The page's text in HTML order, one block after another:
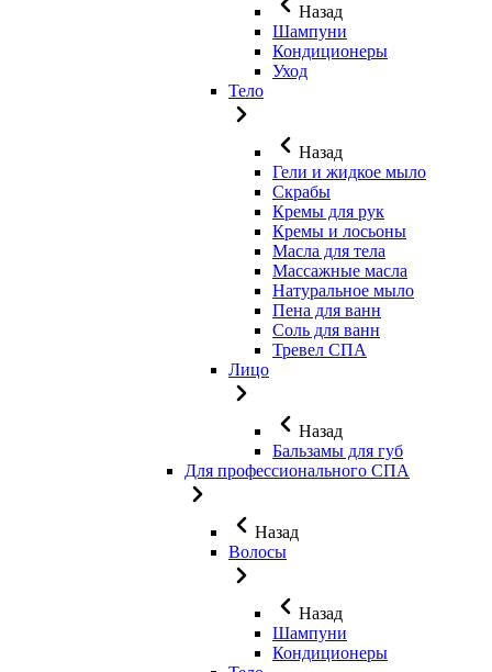
Назад
Шампуни
Кондиционеры
Уход
Тело
Назад
Гели и жидкое мыло
Скрабы
Кремы для рук
Кремы и лосьоны
Масла для тела
Массажные масла
Натуральное мыло
Пена для ванн
Соль для ванн
Тревел СПА
Лицо
Назад
Бальзамы для губ
Для профессионального СПА
Назад
Волосы
Назад
Шампуни
Кондиционеры